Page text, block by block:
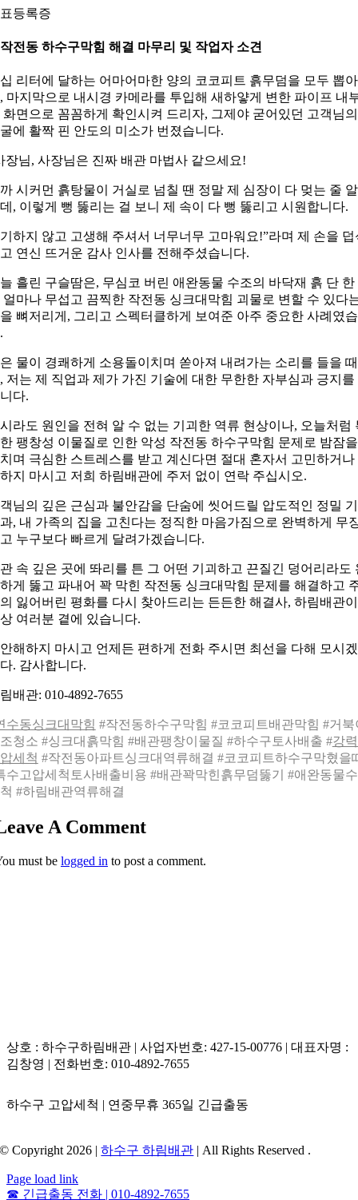
등록증
전동 하수구막힘 해결 마무리 및 작업자 소견
리터에 달하는 어마어마한 양의 코코피트 흙무덤을 모두 뽑
마지막으로 내시경 카메라를 투입해 새하얗게 변한 파이프 내
화면으로 꼼꼼하게 확인시켜 드리자, 그제야 굳어있던 고객님의
에 활짝 핀 안도의 미소가 번졌습니다.
장님, 사장님은 진짜 배관 마법사 같으세요!
시커먼 흙탕물이 거실로 넘칠 땐 정말 제 심장이 다 멎는 줄
, 이렇게 뻥 뚫리는 걸 보니 제 속이 다 뻥 뚫리고 시원합니다.
하지 않고 고생해 주셔서 너무너무 고마워요!”라며 제 손을 덥
연신 뜨거운 감사 인사를 전해주셨습니다.
흘린 구슬땀은, 무심코 버린 애완동물 수조의 바닥재 흙 단 한
얼마나 무섭고 끔찍한 작전동 싱크대막힘 괴물로 변할 수 있다
뼈저리게, 그리고 스펙터클하게 보여준 아주 중요한 사례였
물이 경쾌하게 소용돌이치며 쏟아져 내려가는 소리를 들을 때
저는 제 직업과 제가 가진 기술에 대한 무한한 자부심과 긍지를
다.
라도 원인을 전혀 알 수 없는 기괴한 역류 현상이나, 오늘처럼
팽창성 이물질로 인한 악성 작전동 하수구막힘 문제로 밤잠을
며 극심한 스트레스를 받고 계신다면 절대 혼자서 고민하거나
지 마시고 저희 하림배관에 주저 없이 연락 주십시오.
님의 깊은 근심과 불안감을 단숨에 씻어드릴 압도적인 정밀
, 내 가족의 집을 고친다는 정직한 마음가짐으로 완벽하게 무
누구보다 빠르게 달려가겠습니다.
속 깊은 곳에 똬리를 튼 그 어떤 기괴하고 끈질긴 덩어리라도
게 뚫고 파내어 꽉 막힌 작전동 싱크대막힘 문제를 해결하고
잃어버린 평화를 다시 찾아드리는 든든한 해결사, 하림배관이
여러분 곁에 있습니다.
해하지 마시고 언제든 편하게 전화 주시면 최선을 다해 모시
. 감사합니다.
배관: 010-4892-7655
수동싱크대막힘 #작전동하수구막힘 #코코피트배관막힘 #거북
청소 #싱크대흙막힘 #배관팽창이물질 #하수구토사배출 #강
세척 #작전동아파트싱크대역류해결 #코코피트하수구막혔을
수고압세척토사배출비용 #배관꽉막힌흙무덤뚫기 #애완동물
#하림배관역류해결
A Comment
must be logged in to post a comment.
상호 : 하수구하림배관 | 사업자번호: 427-15-00776 | 대표자명 :
김창영 | 전화번호: 010-4892-7655
하수구 고압세척 | 연중무휴 365일 긴급출동
© Copyright 2026 |하수구 하림배관 | All Rights Reserved .
Page load link
☎ 긴급출동 전화 | 010-4892-7655